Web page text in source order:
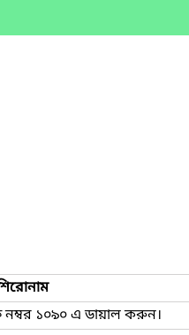
নম্বর ১০৯০ এ ডায়াল করুন।